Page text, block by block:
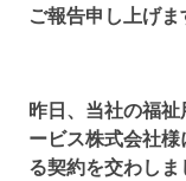
ご報告申し上げま
昨日、当社の福
ービス株式会社
る契約を交わしま